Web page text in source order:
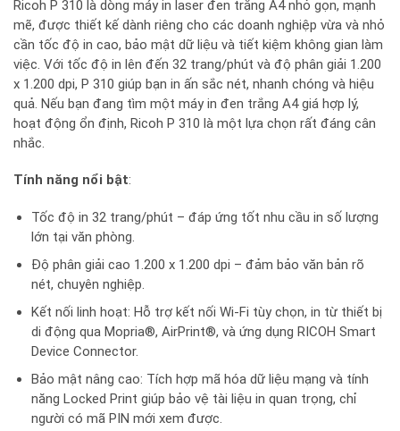
Ricoh P 310 là dòng máy in laser đen trắng A4 nhỏ gọn, mạnh
mẽ, được thiết kế dành riêng cho các doanh nghiệp vừa và nhỏ
cần tốc độ in cao, bảo mật dữ liệu và tiết kiệm không gian làm
việc. Với tốc độ in lên đến 32 trang/phút và độ phân giải 1.200
x 1.200 dpi, P 310 giúp bạn in ấn sắc nét, nhanh chóng và hiệu
quả. Nếu bạn đang tìm một máy in đen trắng A4 giá hợp lý,
hoạt động ổn định, Ricoh P 310 là một lựa chọn rất đáng cân
nhắc.
Tính năng nổi bật:
Tốc độ in 32 trang/phút – đáp ứng tốt nhu cầu in số lượng
lớn tại văn phòng.
Độ phân giải cao 1.200 x 1.200 dpi – đảm bảo văn bản rõ
nét, chuyên nghiệp.
Kết nối linh hoạt: Hỗ trợ kết nối Wi-Fi tùy chọn, in từ thiết bị
di động qua Mopria®, AirPrint®, và ứng dụng RICOH Smart
Device Connector.
Bảo mật nâng cao: Tích hợp mã hóa dữ liệu mạng và tính
năng Locked Print giúp bảo vệ tài liệu in quan trọng, chỉ
người có mã PIN mới xem được.